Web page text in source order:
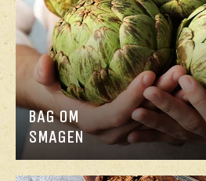
BAG OM
SMAGEN